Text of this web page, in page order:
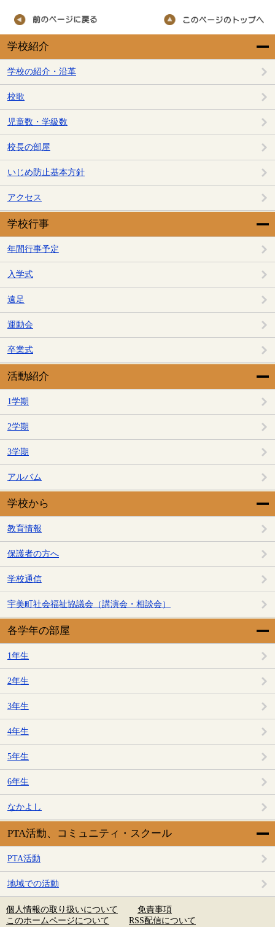
学校紹介
学校の紹介・沿革
校歌
児童数・学級数
校長の部屋
いじめ防止基本方針
アクセス
学校行事
年間行事予定
入学式
遠足
運動会
卒業式
活動紹介
1学期
2学期
3学期
アルバム
学校から
教育情報
保護者の方へ
学校通信
宇美町社会福祉協議会（講演会・相談会）
各学年の部屋
1年生
2年生
3年生
4年生
5年生
6年生
なかよし
PTA活動、コミュニティ・スクール
PTA活動
地域での活動
個人情報の取り扱いについて
免責事項
このホームページについて
RSS配信について